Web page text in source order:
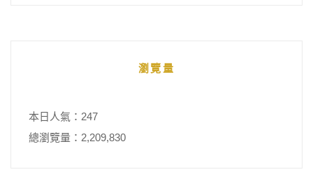
瀏覽量
本日人氣：247
總瀏覽量：2,209,830